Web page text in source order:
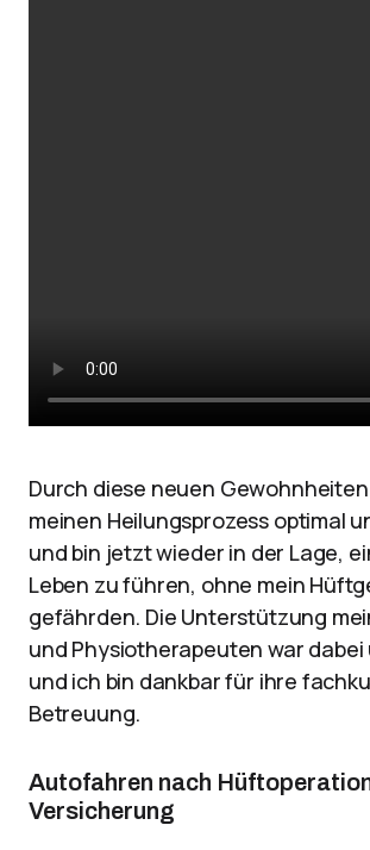
Durch diese neuen
meinen Heilungsprozess optimal
und bin jetzt wieder in der Lage,
Leben zu führen, ohne mein
gefährden. Die Unterstützung
und Physiotherapeuten war dabei
und ich bin dankbar für ihre
Betreuung.
Autofahren nach
Versicherung